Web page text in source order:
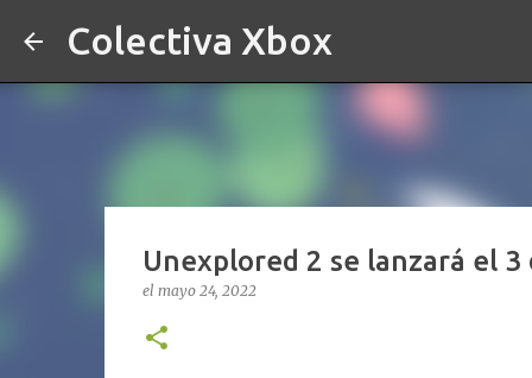
Colectiva Xbox
Unexplored 2 se lanzará el
el mayo 24, 2022